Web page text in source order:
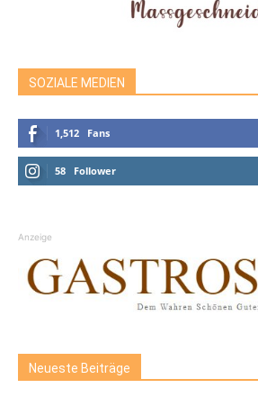
SOZIALE MEDIEN
1,512 Fans
58 Follower
Anzeige
Neueste Beiträge